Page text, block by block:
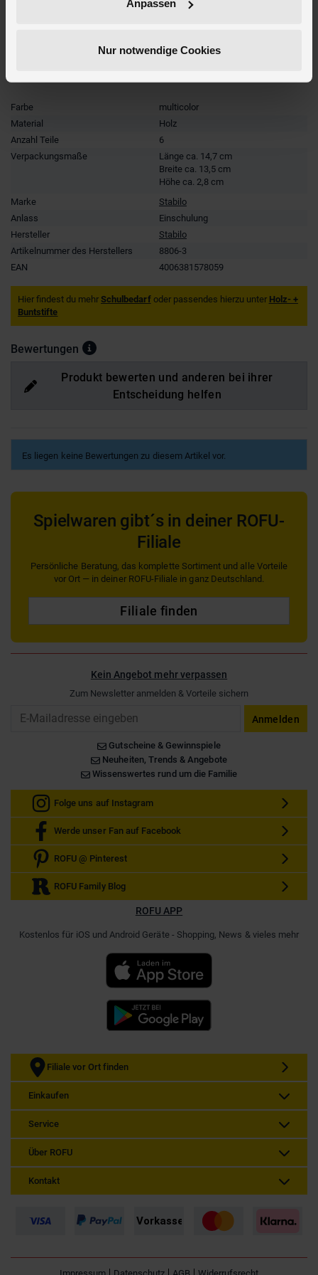
Anpassen
Nur notwendige Cookies
Farbe
multicolor
Material
Holz
Anzahl Teile
6
Verpackungsmaße
Länge ca. 14,7 cm
Breite ca. 13,5 cm
Höhe ca. 2,8 cm
Marke
Stabilo
Anlass
Einschulung
Hersteller
Stabilo
Artikelnummer des Herstellers
8806-3
EAN
4006381578059
Hier findest du mehr Schulbedarfoder passendes hierzu unter Holz- +
Buntstifte
Bewertungen
Produkt bewerten und anderen bei ihrer
Entscheidung helfen
Es liegen keine Bewertungen zu diesem Artikel vor.
Spielwaren gibt´s in deiner ROFU-
Filiale
Persönliche Beratung, das komplette Sortiment und alle Vorteile
vor Ort — in deiner ROFU-Filiale in ganz Deutschland.
Filiale finden
Kein Angebot mehr verpassen
Zum Newsletter anmelden & Vorteile sichern
Anmelden
Gutscheine & Gewinnspiele
Neuheiten, Trends & Angebote
Wissenswertes rund um die Familie
Folge uns auf Instagram
Werde unser Fan auf Facebook
ROFU @ Pinterest
ROFU Family Blog
ROFU APP
Kostenlos für iOS und Android Geräte - Shopping, News & vieles mehr
Filiale vor Ort finden
Einkaufen
Service
Über ROFU
Kontakt